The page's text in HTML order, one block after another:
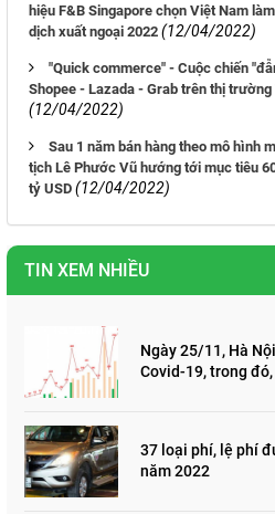
hiệu F&B Singapore chọn Việt Nam
dịch xuất ngoại 2022 (12/04/2022)
"Quick commerce" - Cuộc chiến
Shopee - Lazada - Grab trên thị
(12/04/2022)
Sau 1 năm bán hàng theo mô hình
tịch Lê Phước Vũ hướng tới mục tiêu
tỷ USD (12/04/2022)
TIN XEM NHIỀU
Ngày 25/11, Hà
Covid-19, trong
37 loại phí, lệ phí
năm 2022